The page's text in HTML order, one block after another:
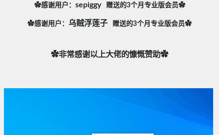
✿感谢用户： sepiggy 赠送的3个月专业版会员✿
✿感谢用户： 乌贼浮莲子 赠送的3个月专业版会员✿
✿非常感谢以上大佬的慷慨赞助✿